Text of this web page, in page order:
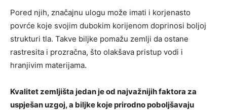
Pored njih, značajnu ulogu može imati i korjenasto
povrće koje svojim dubokim korijenom doprinosi boljoj
strukturi tla. Takve biljke pomažu zemlji da ostane
rastresita i prozračna, što olakšava pristup vodi i
hranjivim materijama.
Kvalitet zemljišta jedan je od najvažnijih faktora za
uspješan uzgoj, a biljke koje prirodno poboljšavaju